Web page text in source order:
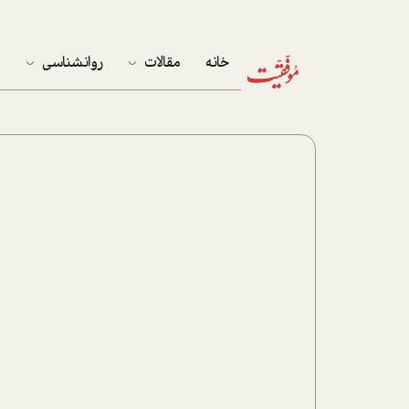
خانه مقالات روانشناسی